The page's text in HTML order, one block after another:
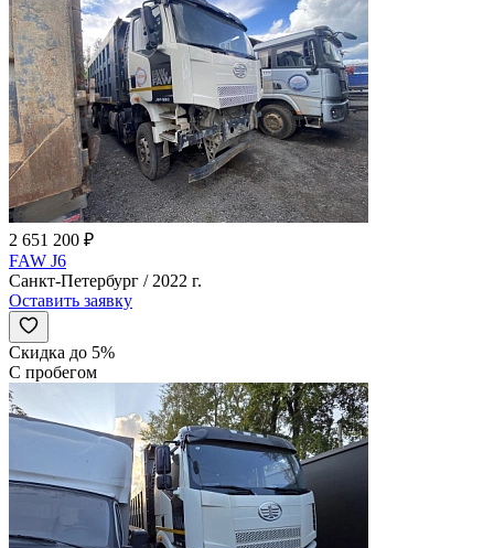
2 651 200 ₽
FAW J6
Санкт-Петербург / 2022 г.
Оставить заявку
Скидка до 5%
С пробегом